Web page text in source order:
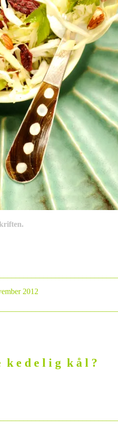
2012
k e d e l i g k å l ?